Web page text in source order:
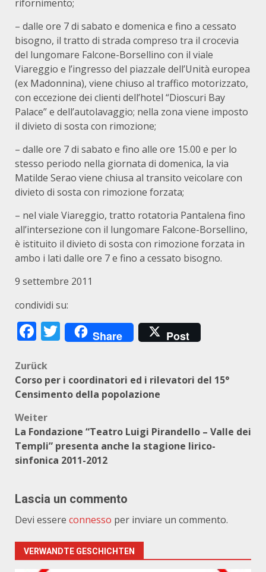
rifornimento;
– dalle ore 7 di sabato e domenica e fino a cessato
bisogno, il tratto di strada compreso tra il crocevia
del lungomare Falcone-Borsellino con il viale
Viareggio e l’ingresso del piazzale dell’Unità europea
(ex Madonnina), viene chiuso al traffico motorizzato,
con eccezione dei clienti dell’hotel “Dioscuri Bay
Palace” e dell’autolavaggio; nella zona viene imposto
il divieto di sosta con rimozione;
– dalle ore 7 di sabato e fino alle ore 15.00 e per lo
stesso periodo nella giornata di domenica, la via
Matilde Serao viene chiusa al transito veicolare con
divieto di sosta con rimozione forzata;
– nel viale Viareggio, tratto rotatoria Pantalena fino
all’intersezione con il lungomare Falcone-Borsellino,
è istituito il divieto di sosta con rimozione forzata in
ambo i lati dalle ore 7 e fino a cessato bisogno.
9 settembre 2011
condividi su:
Facebook
Twitter
Share Post
Beitragsnavigation
Zurück
Corso per i coordinatori ed i rilevatori del 15°
Censimento della popolazione
Weiter
La Fondazione “Teatro Luigi Pirandello – Valle dei
Templi” presenta anche la stagione lirico-
sinfonica 2011-2012
Lascia un commento
Devi essere connesso per inviare un commento.
VERWANDTE GESCHICHTEN